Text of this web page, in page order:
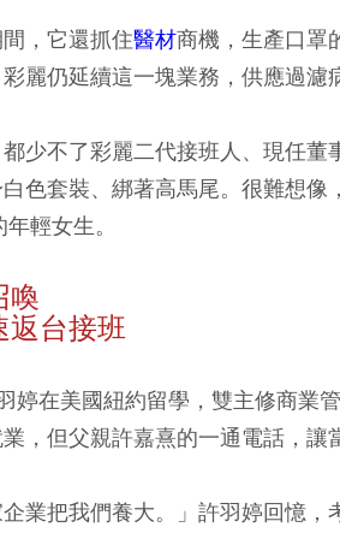
，它還抓住醫材商機，生產口罩
麗仍延續這一塊業務，供應過濾
少不了彩麗二代接班人、現任
色套裝、綁著高馬尾。很難想
輕女生。
喚
返台接班
婷在美國紐約留學，雙主修商業
，但父親許嘉熹的一通電話，讓
企業把我們養大。」許羽婷回憶